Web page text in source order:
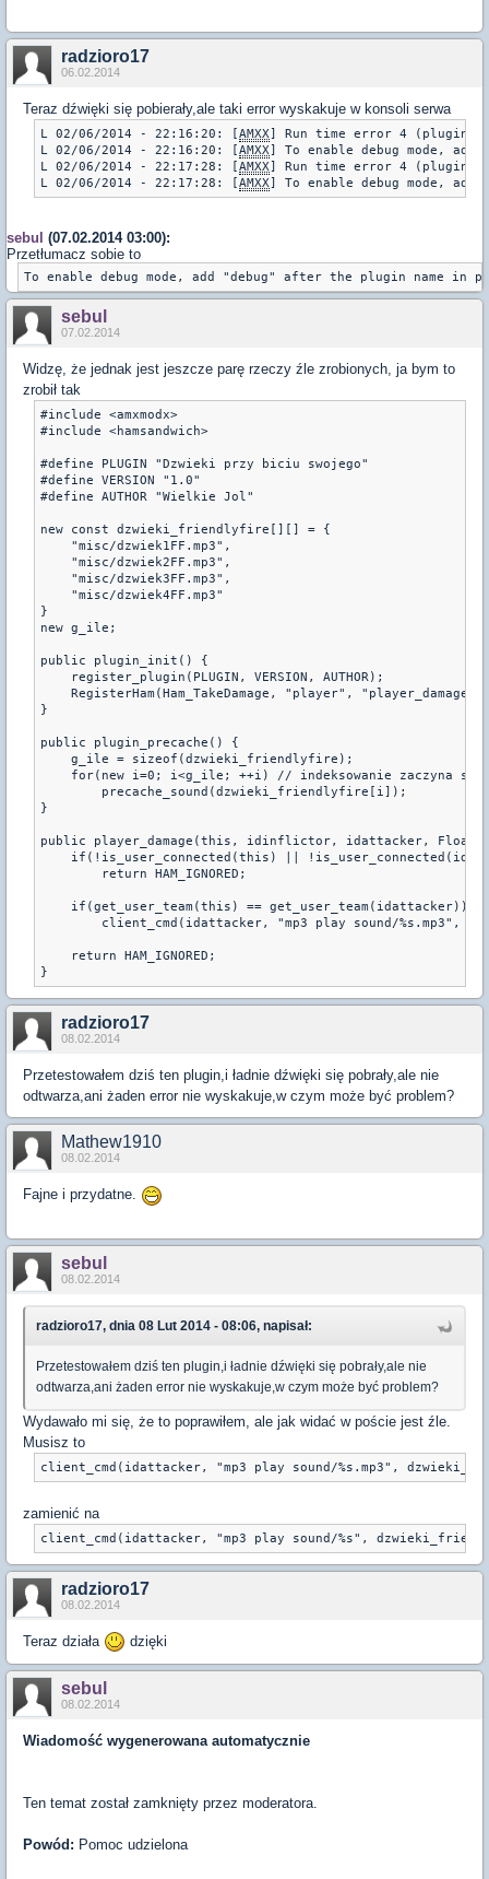
radzioro17
06.02.2014
Teraz dźwięki się pobierały,ale taki error wyskakuje w konsoli serwa
L 02/06/2014 - 22:16:20: [ AMXX ] Run time error 4 (plugin
L 02/06/2014 - 22:16:20: [ AMXX ] To enable debug mode,
L 02/06/2014 - 22:17:28: [ AMXX ] Run time error 4 (plugin
L 02/06/2014 - 22:17:28: [ AMXX
sebul (07.02.2014 03:00):
Przetłumacz sobie to
To enable debug mode, add "debug" after the plugin name
sebul
07.02.2014
Widzę, że jednak jest jeszcze parę rzeczy źle zrobionych, ja bym to
zrobił tak
#include <amxmodx>
#include <hamsandwich>
#define PLUGIN "Dzwieki przy biciu swojego"
#define VERSION "1.0"
#define AUTHOR "Wielkie Jol"
new const dzwieki_friendlyfire[][] = {
"misc/dzwiek1FF.mp3",
"misc/dzwiek2FF.mp3",
"misc/dzwiek3FF.mp3",
"misc/dzwiek4FF.mp3"
}
new g_ile;
public plugin_init() {
register_plugin(PLUGIN, VERSION, AUTHOR);
RegisterHam(Ham_TakeDamage, "player",
}
public plugin_precache() {
g_ile = sizeof(dzwieki_friendlyfire);
for(new i=0; i<g_ile; ++i) // indeksowanie zaczyna się
precache_sound(dzwieki_friendlyfire[i]);
}
public player_damage(this, idinflictor, idattacker,
if(!is_user_connected(this) ||
return HAM_IGNORED;
if(get_user_team(this) == get_user_team(idattacker))
client_cmd(idattacker, "mp3 play sound/%s.mp3",
return HAM_IGNORED;
radzioro17
08.02.2014
Przetestowałem dziś ten plugin,i ładnie dźwięki się pobrały,ale nie
odtwarza,ani żaden error nie wyskakuje,w czym może być problem?
Mathew1910
08.02.2014
Fajne i przydatne.
sebul
08.02.2014
radzioro17, dnia 08 Lut 2014 - 08:06, napisał:
Przetestowałem dziś ten plugin,i ładnie dźwięki się pobrały,ale nie
odtwarza,ani żaden error nie wyskakuje,w czym może być problem?
Wydawało mi się, że to poprawiłem, ale jak widać w poście jest źle.
Musisz to
zamienić na
radzioro17
08.02.2014
Teraz działa dzięki
sebul
08.02.2014
Wiadomość wygenerowana automatycznie
Ten temat został zamknięty przez moderatora.
Powód: Pomoc udzielona